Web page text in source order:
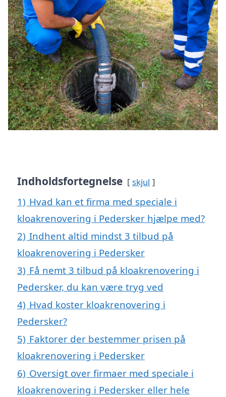
Indholdsfortegnelse skjul
1) Hvad kan et firma med speciale i
kloakrenovering i Pedersker hjælpe med?
2) Indhent altid mindst 3 tilbud på
kloakrenovering i Pedersker
3) Få nemt 3 tilbud på kloakrenovering i
Pedersker, du kan være tryg ved
4) Hvad koster kloakrenovering i
Pedersker?
5) Faktorer der bestemmer prisen på
kloakrenovering i Pedersker
6) Oversigt over firmaer med speciale i
kloakrenovering i Pedersker eller hele